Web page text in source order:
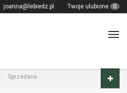
joanna@lebiedz.pl Twoje ulubione 0
Sprzedane